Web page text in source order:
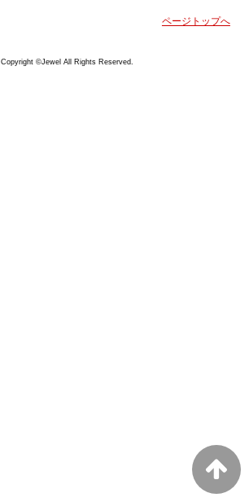
ページトップへ
Copyright ©Jewel All Rights Reserved.